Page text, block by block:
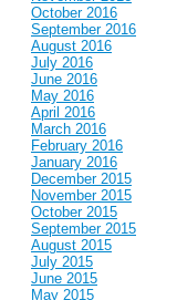
October 2016
September 2016
August 2016
July 2016
June 2016
May 2016
April 2016
March 2016
February 2016
January 2016
December 2015
November 2015
October 2015
September 2015
August 2015
July 2015
June 2015
May 2015